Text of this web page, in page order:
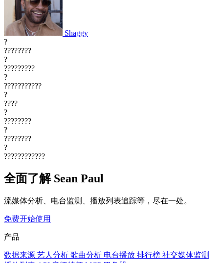
Shaggy
?
????????
?
?????????
?
???????????
?
????
?
????????
?
????????
?
????????????
全面了解 Sean Paul
流媒体分析、电台监测、播放列表追踪等，尽在一处。
免费开始使用
产品
数据来源 艺人分析 歌曲分析 电台播放 排行榜 社交媒体监测